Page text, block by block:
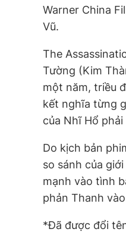
Warner China
Vũ.
The
Tường (Kim
một năm, triều
kết nghĩa từng
của Nhĩ Hổ
Do kịch bản
so sánh của
mạnh vào tình
phản Thanh
*Đã được đổi